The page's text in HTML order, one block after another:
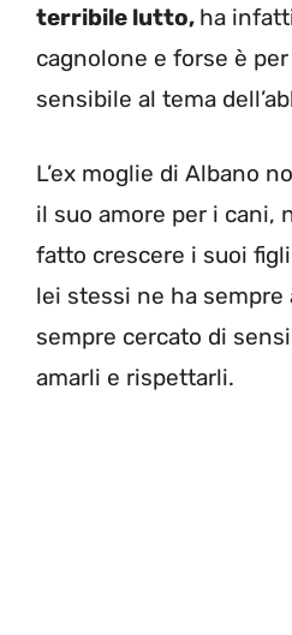
terribile lutto, ha
cagnolone e forse è
sensibile al tema
L’ex moglie di Albano
il suo amore per i cani,
fatto crescere i suoi
lei stessi ne ha sempre
sempre cercato di
amarli e rispettarli.